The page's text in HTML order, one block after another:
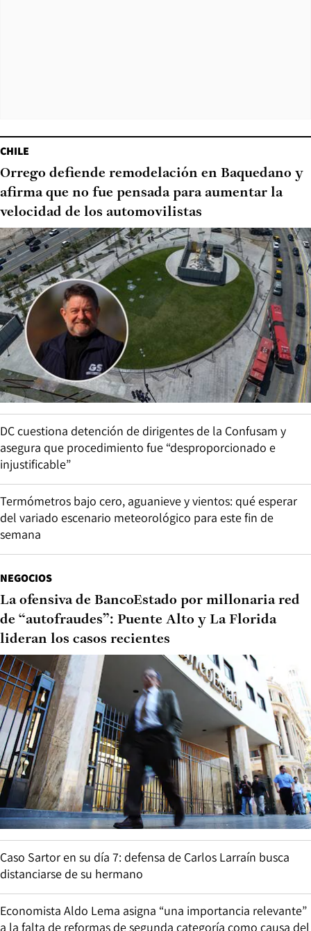
CHILE
Orrego defiende remodelación en Baquedano y
afirma que no fue pensada para aumentar la
velocidad de los automovilistas
DC cuestiona detención de dirigentes de la Confusam y
asegura que procedimiento fue “desproporcionado e
injustificable”
Termómetros bajo cero, aguanieve y vientos: qué esperar
del variado escenario meteorológico para este fin de
semana
NEGOCIOS
La ofensiva de BancoEstado por millonaria red
de “autofraudes”: Puente Alto y La Florida
lideran los casos recientes
Caso Sartor en su día 7: defensa de Carlos Larraín busca
distanciarse de su hermano
Economista Aldo Lema asigna “una importancia relevante”
a la falta de reformas de segunda categoría como causa del